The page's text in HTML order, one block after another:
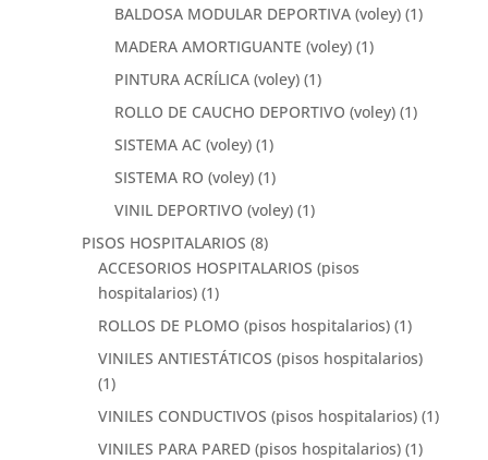
BALDOSA MODULAR DEPORTIVA (voley) (1)
MADERA AMORTIGUANTE (voley) (1)
PINTURA ACRÍLICA (voley) (1)
ROLLO DE CAUCHO DEPORTIVO (voley) (1)
SISTEMA AC (voley) (1)
SISTEMA RO (voley) (1)
VINIL DEPORTIVO (voley) (1)
PISOS HOSPITALARIOS (8)
ACCESORIOS HOSPITALARIOS (pisos
hospitalarios) (1)
ROLLOS DE PLOMO (pisos hospitalarios) (1)
VINILES ANTIESTÁTICOS (pisos hospitalarios)
(1)
VINILES CONDUCTIVOS (pisos hospitalarios) (1)
VINILES PARA PARED (pisos hospitalarios) (1)